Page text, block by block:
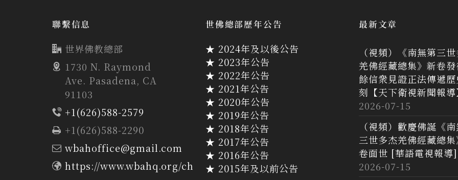
聯繫信息
世界佛教總部
1730 N. Raymond
Ave. Pasadena, CA
91103
+1(626)588-2579
+1(626)588-2290
wbahoffice@gmail.com
https://www.wbahq.org/ch
世佛總部歷年公告
★ 2024年及以後公告
★ 2023年公告
★ 2022年公告
★ 2021年公告
★ 2020年公告
★ 2019年公告
★ 2018年公告
★ 2017年公告
★ 2016年公告
★ 2015年及以前公告
最新文章
（視頻）《南無第三
羌佛經藏總集》新卷
餘信衆見證正法傳遞歷
刻【天下衛視新聞報導
2026-07-15
（視頻）歡慶佛誕《
三世多杰羌佛經藏總集
卷面世 [華語電視報導]
2026-07-15